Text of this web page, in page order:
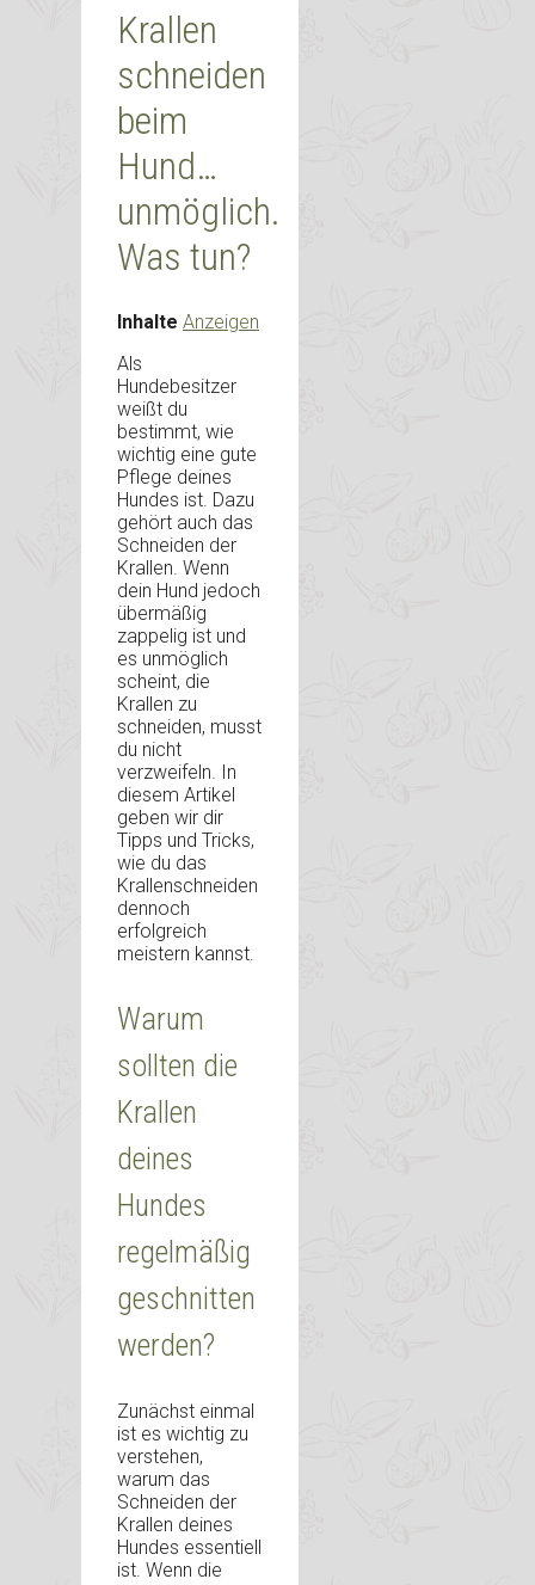
Krallen
schneiden
beim
Hund…
unmöglich.
Was tun?
Inhalte Anzeigen
Als
Hundebesitzer
weißt du
bestimmt, wie
wichtig eine gute
Pflege deines
Hundes ist. Dazu
gehört auch das
Schneiden der
Krallen. Wenn
dein Hund jedoch
übermäßig
zappelig ist und
es unmöglich
scheint, die
Krallen zu
schneiden, musst
du nicht
verzweifeln. In
diesem Artikel
geben wir dir
Tipps und Tricks,
wie du das
Krallenschneiden
dennoch
erfolgreich
meistern kannst.
Warum
sollten die
Krallen
deines
Hundes
regelmäßig
geschnitten
werden?
Zunächst einmal
ist es wichtig zu
verstehen,
warum das
Schneiden der
Krallen deines
Hundes essentiell
ist. Wenn die